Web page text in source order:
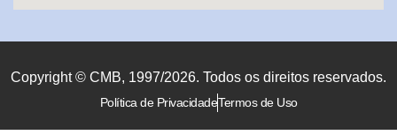
Copyright © CMB, 1997/2026. Todos os direitos reservados.
Política de PrivacidadeTermos de Uso